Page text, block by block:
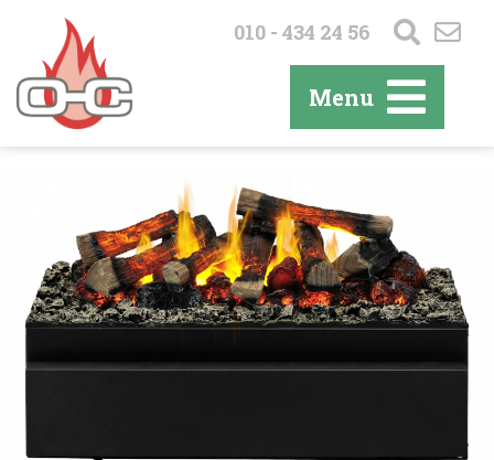
010 - 434 24 56
Menu